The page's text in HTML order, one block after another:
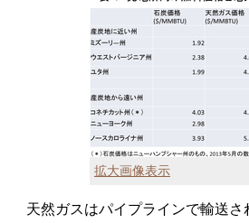
拡大画像表示
天然ガスはパイプラインで輸送さ